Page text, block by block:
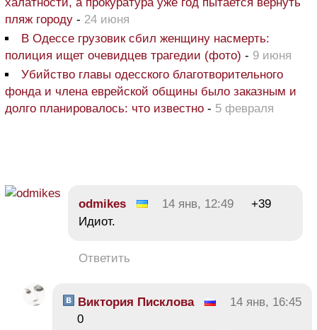
пляж городу - 24 июня
В Одессе грузовик сбил женщину насмерть:
полиция ищет очевидцев трагедии (фото) - 9 июня
Убийство главы одесского благотворительного
фонда и члена еврейской общины было заказным и
долго планировалось: что известно - 5 февраля
odmikes 14 янв, 12:49
+39
Идиот.
Ответить
Виктория Писклова
14 янв, 16:45
0